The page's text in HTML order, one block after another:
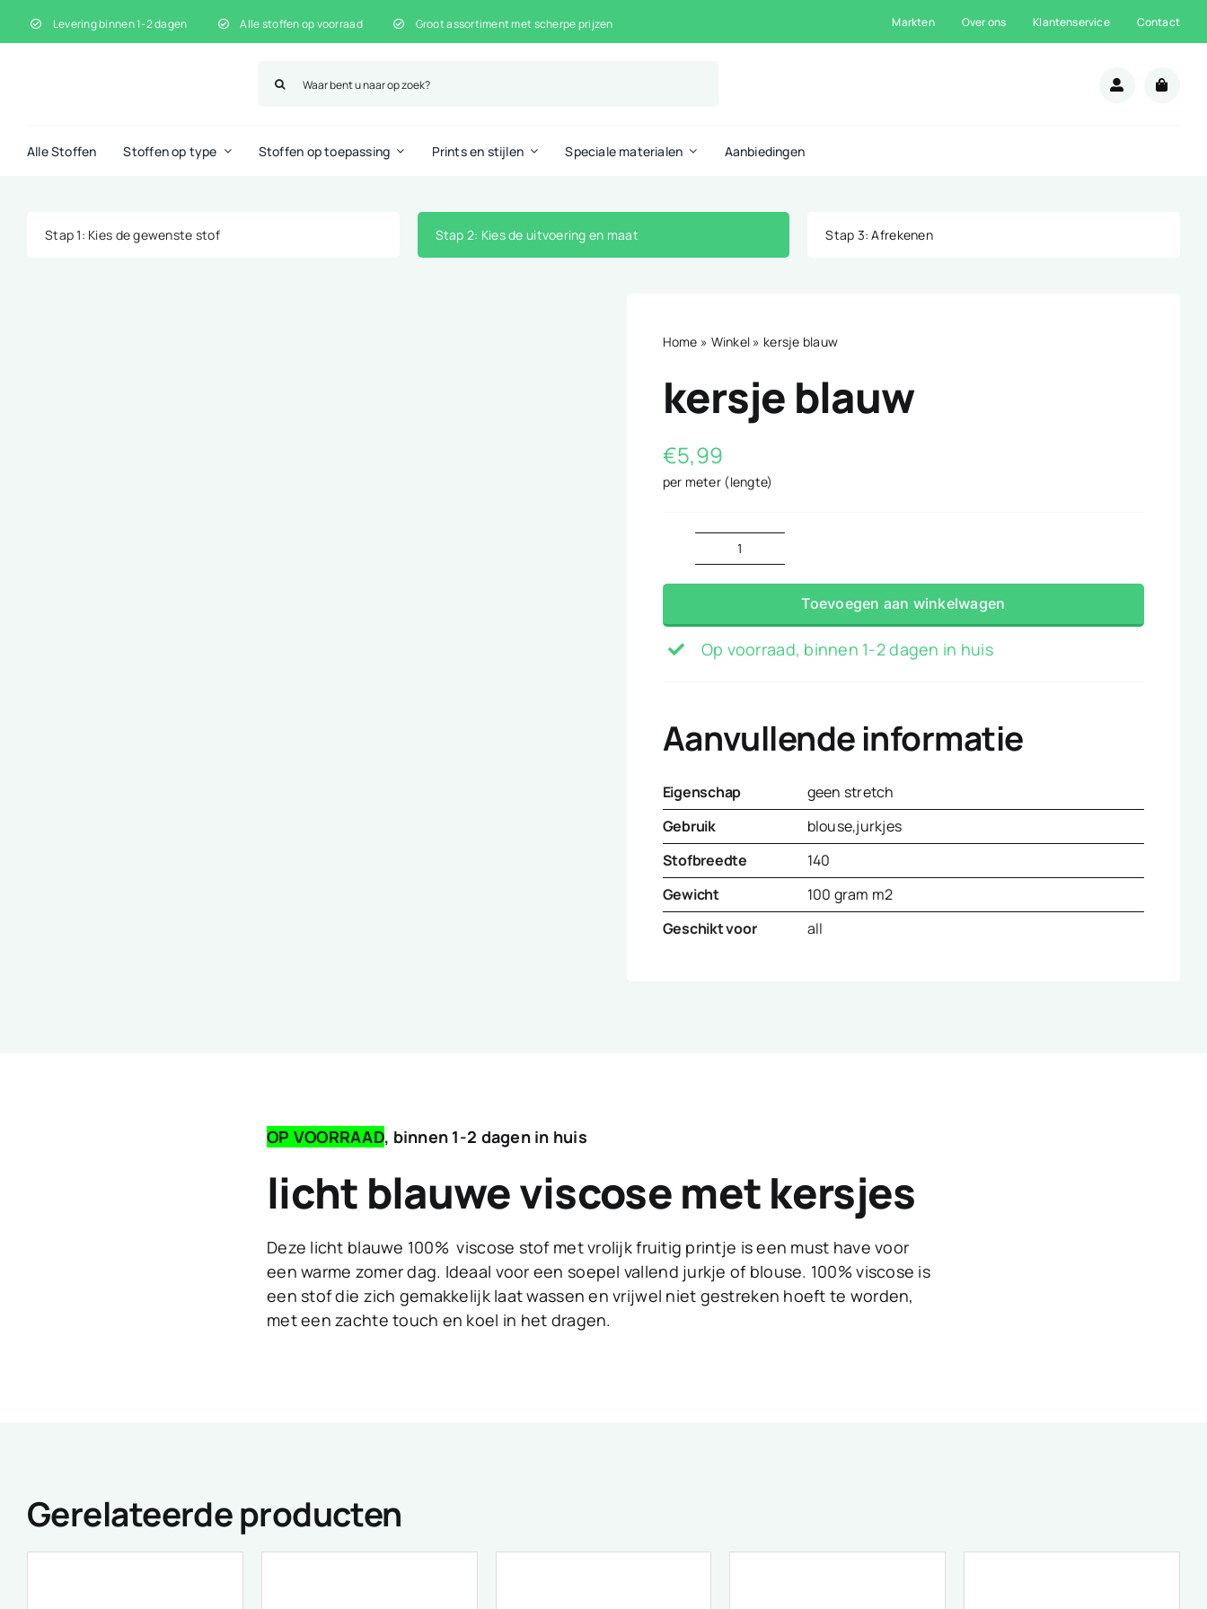
naar
Levering binnen 1-2 dagen Alle stoffen op voorraad Groot assortiment met scherpe prijzen Markten Over ons Klantenservice Contact
naar:
Alle Stoffen Stoffen op type Stoffen op toepassing Prints en stijlen Speciale materialen Aanbiedingen
Stap 1: Kies de gewenste stof Stap 2: Kies de uitvoering en maat Stap 3: Afrekenen
Home » Winkel » kersje blauw
kersje blauw
€5,99
per meter (lengte)
kersje
blauw
Toevoegen aan winkelwagen
Op voorraad, binnen 1-2 dagen in huis
Aanvullende informatie
Eigenschap
geen stretch
Gebruik
blouse,jurkjes
Stofbreedte
140
Gewicht
100 gram m2
Geschikt voor
all
OP VOORRAAD, binnen 1-2 dagen in huis
licht blauwe viscose met kersjes
Deze licht blauwe 100% viscose stof met vrolijk fruitig printje is een must have voor
een warme zomer dag. Ideaal voor een soepel vallend jurkje of blouse. 100% viscose is
een stof die zich gemakkelijk laat wassen en vrijwel niet gestreken hoeft te worden,
met een zachte touch en koel in het dragen.
Gerelateerde producten